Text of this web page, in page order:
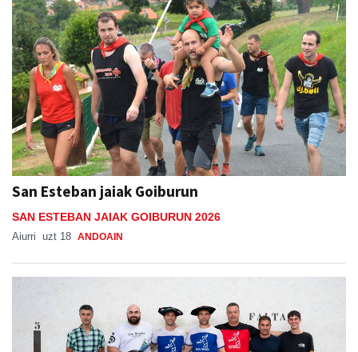
San Esteban jaiak Goiburun
SAN ESTEBAN JAIAK GOIBURUN 2026
Aiurri uzt 18 ANDOAIN